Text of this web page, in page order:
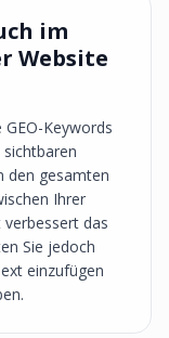
im
Website
Keywords
den gesamten
Ihrer
das
Sie jedoch
einzufügen